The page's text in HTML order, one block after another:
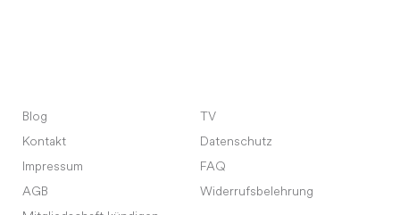
Blog
TV
Kontakt
Datenschutz
Impressum
FAQ
AGB
Widerrufsbelehrung